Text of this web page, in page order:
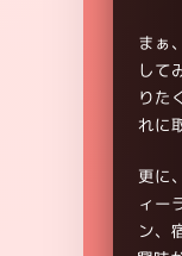
まぁ
して
りた
れに
更に
ィー
ン、